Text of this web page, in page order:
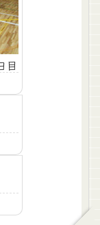
目